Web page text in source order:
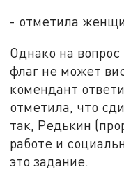
- отметила
Однако на
флаг не может
комендант
отметила, что
так, Редькин
работе и
это задание.